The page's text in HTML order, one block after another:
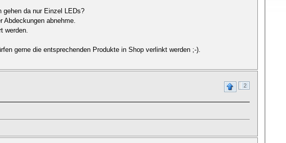
gehen da nur Einzel LEDs?
Abdeckungen abnehme.
werden.
gerne die entsprechenden Produkte in Shop verlinkt werden ;-).
2